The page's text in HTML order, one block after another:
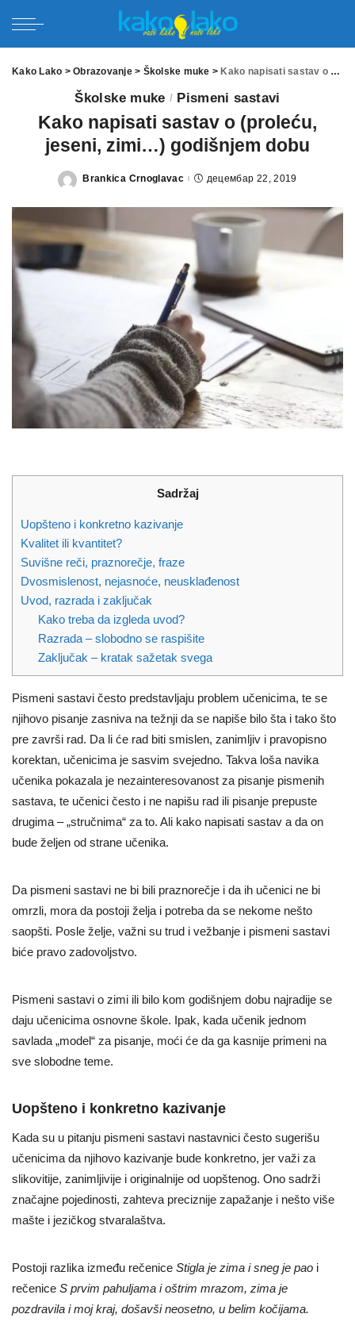
Kako Lako >Obrazovanje> Školske muke > Kako napisati sastav o (proleću, jeseni, zimi…) godišnjem dobu
Školske muke Pismeni sastavi
Kako napisati sastav o (proleću,
jeseni, zimi…) godišnjem dobu
Posted
Brankica Crnoglavac децембар 22, 2019
Sadržaj
Uopšteno i konkretno kazivanje
Kvalitet ili kvantitet?
Suvišne reči, praznorečje, fraze
Dvosmislenost, nejasnoće, neusklađenost
Uvod, razrada i zaključak
Kako treba da izgleda uvod?
Razrada – slobodno se raspišite
Zaključak – kratak sažetak svega
Pismeni sastavi često predstavljaju problem učenicima, te se
njihovo pisanje zasniva na težnji da se napiše bilo šta i tako što
pre završi rad. Da li će rad biti smislen, zanimljiv i pravopisno
korektan, učenicima je sasvim svejedno. Takva loša navika
učenika pokazala je nezainteresovanost za pisanje pismenih
sastava, te učenici često i ne napišu rad ili pisanje prepuste
drugima – „stručnima“ za to. Ali kako napisati sastav a da on
bude željen od strane učenika.
Da pismeni sastavi ne bi bili praznorečje i da ih učenici ne bi
omrzli, mora da postoji želja i potreba da se nekome nešto
saopšti. Posle želje, važni su trud i vežbanje i pismeni sastavi
biće pravo zadovoljstvo.
Pismeni sastavi o zimi ili bilo kom godišnjem dobu najradije se
daju učenicima osnovne škole. Ipak, kada učenik jednom
savlada „model“ za pisanje, moći će da ga kasnije primeni na
sve slobodne teme.
Uopšteno i konkretno kazivanje
Kada su u pitanju pismeni sastavi nastavnici često sugerišu
učenicima da njihovo kazivanje bude konkretno, jer važi za
slikovitije, zanimljivije i originalnije od uopštenog. Ono sadrži
značajne pojedinosti, zahteva preciznije zapažanje i nešto više
mašte i jezičkog stvaralaštva.
Postoji razlika između rečenice Stigla je zima i sneg je pao i
rečenice S prvim pahuljama i oštrim mrazom, zima je
pozdravila i moj kraj, došavši neosetno, u belim kočijama.